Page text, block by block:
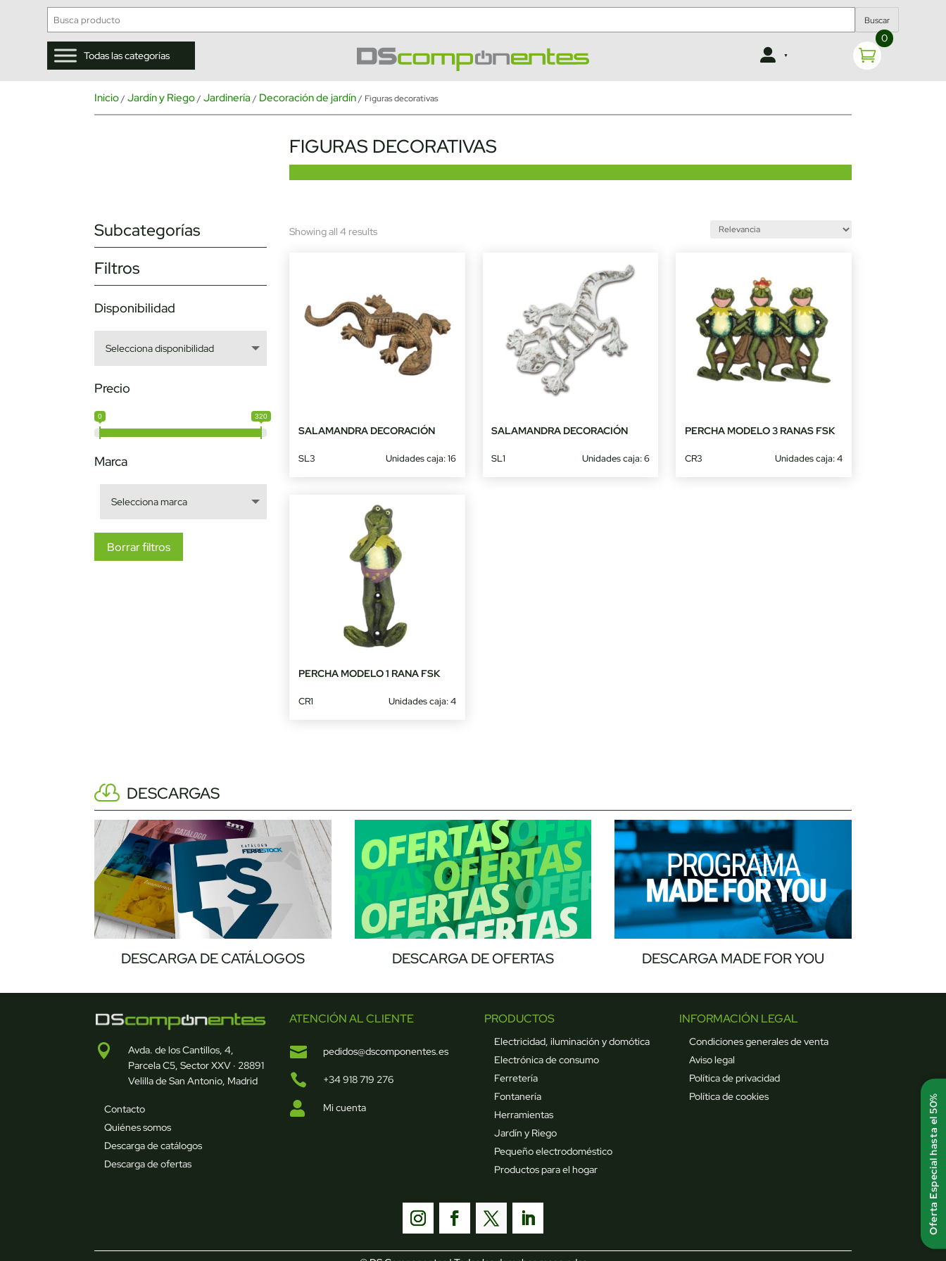
Buscar
Todas las categorías
0
Inicio/Jardín y Riego/Jardinería / Decoración de jardín/ Figuras decorativas
FIGURAS DECORATIVAS
Subcategorías
Filtros
Disponibilidad
Precio
0 320
Marca
Borrar filtros
Showing all 4 resultsSorted
SALAMANDRA DECORACIÓN
SL3 Unidades caja: 16
SALAMANDRA DECORACIÓN
SL1 Unidades caja: 6
PERCHA MODELO 3 RANAS FSK
CR3 Unidades caja: 4
PERCHA MODELO 1 RANA FSK
CR1 Unidades caja: 4
DESCARGAS
DESCARGA DE CATÁLOGOS DESCARGA DE OFERTAS DESCARGA MADE FOR YOU

Avda. de los Cantillos, 4,
Parcela C5, Sector XXV · 28891
Velilla de San Antonio, Madrid
Contacto
Quiénes somos
Descarga de catálogos
Descarga de ofertas
ATENCIÓN AL CLIENTE
 pedidos@dscomponentes.es
 +34 918 719 276
 Mi cuenta
PRODUCTOS
Electricidad, iluminación y domótica
Electrónica de consumo
Ferretería
Fontanería
Herramientas
Jardín y Riego
Pequeño electrodoméstico
Productos para el hogar
INFORMACIÓN LEGAL
Condiciones generales de venta
Aviso legal
Política de privacidad
Política de cookies
Oferta Especial hasta el 50%